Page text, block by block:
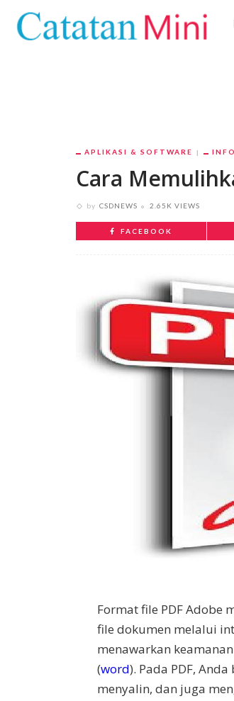
APLIKASI & SOFTWARE INFO
Cara
by CSDNEWS 2.65K VIEWS
FACEBOOK
Format file PDF
file dokumen melalui
menawarkan
(word). Pada PDF,
menyalin, dan juga